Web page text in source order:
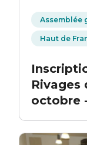
Assemblée
Haut de
Rivages
octobre